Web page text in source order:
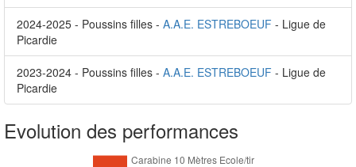
2024-2025 - Poussins filles - A.A.E. ESTREBOEUF - Ligue de
Picardie
2023-2024 - Poussins filles - A.A.E. ESTREBOEUF - Ligue de
Picardie
Evolution des performances